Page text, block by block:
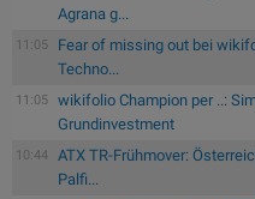
Agrana g...
11:05
Fear of missing out bei
Techno...
11:05
wikifolio Champion per ..:
Grundinvestment
10:44
ATX TR-Frühmover:
Palfi...